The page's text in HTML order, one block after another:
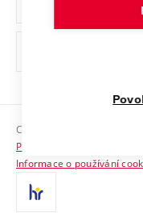
Ochrana osobních
Sociální bezpečí
HR Award
Kontakty
Copyright © 2026 VUT
Prohlášení o přístupnosti
Informace o používání